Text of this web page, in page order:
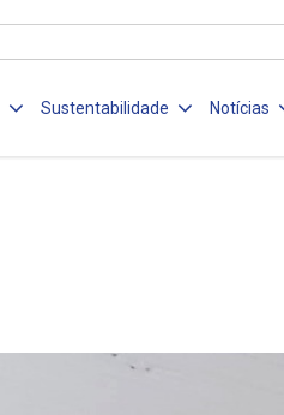
Sustentabilidade Notícias